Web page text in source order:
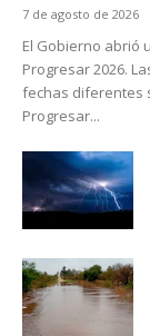
7 de agosto de 2026
El Gobierno abrió
Progresar 2026.
fechas diferentes
Progresar...